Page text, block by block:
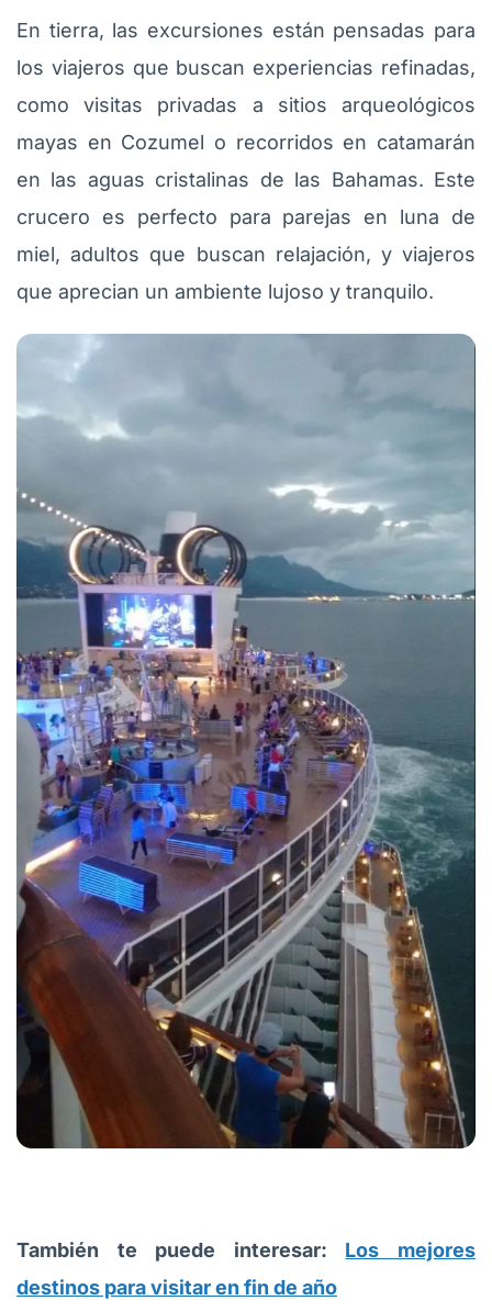
En tierra, las excursiones están pensadas para
los viajeros que buscan experiencias refinadas,
como visitas privadas a sitios arqueológicos
mayas en Cozumel o recorridos en catamarán
en las aguas cristalinas de las Bahamas. Este
crucero es perfecto para parejas en luna de
miel, adultos que buscan relajación, y viajeros
que aprecian un ambiente lujoso y tranquilo.
También te puede interesar: Los mejores
destinos para visitar en fin de año